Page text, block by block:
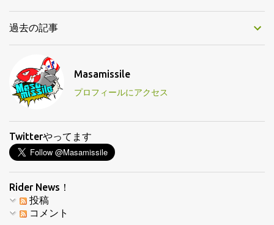
過去の記事
Masamissile
プロフィールにアクセス
Twitterやってます
Rider News！
投稿
コメント